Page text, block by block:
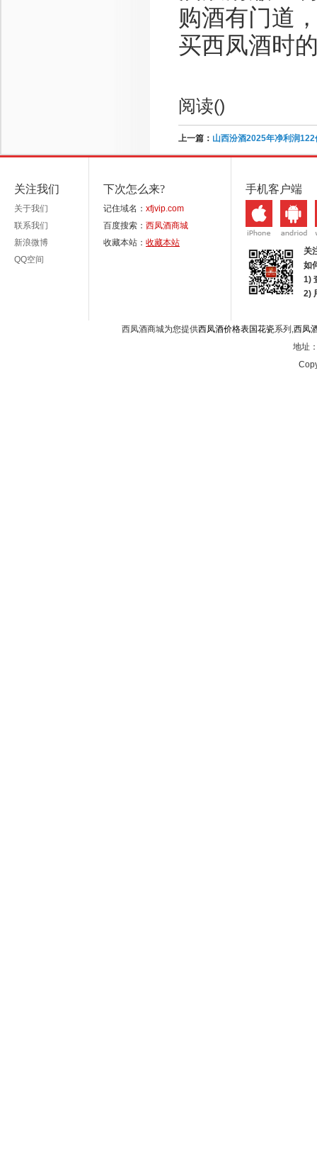
购酒有门道
买西凤酒时
阅读()
上一篇： 山西汾酒2025年净利润
关注我们
关于我们
联系我们
新浪微博
QQ空间
下次怎么来?
记住域名： xfjvip.com
百度搜索： 西凤酒商城
收藏本站： 收藏本站
手机客户端
关
如
1)
2)
西凤酒商城为您提供西凤酒价格表国花瓷系列,西凤
地址